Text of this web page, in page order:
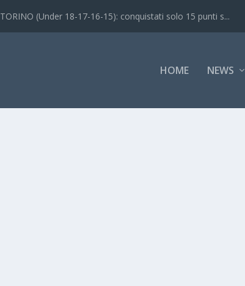
TORINO (Under 18-17-16-15): conquistati solo 15 punti s...
HOME NEWS